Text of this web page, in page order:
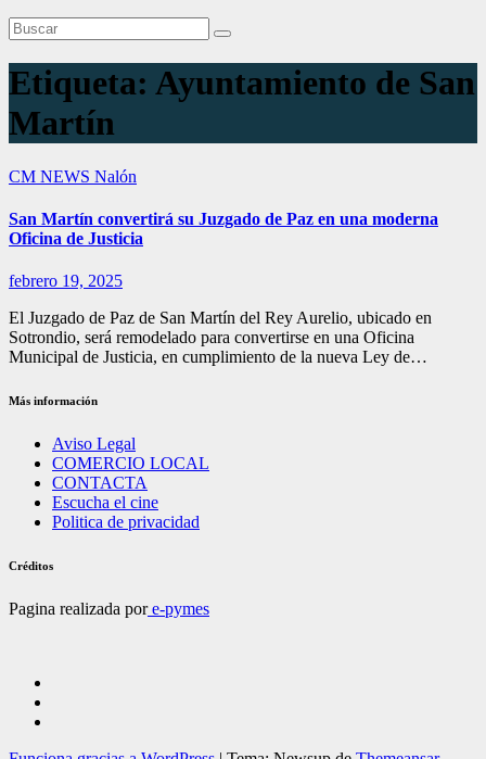
Etiqueta: Ayuntamiento de San
Martín
CM NEWS Nalón
San Martín convertirá su Juzgado de Paz en una moderna
Oficina de Justicia
febrero 19, 2025
El Juzgado de Paz de San Martín del Rey Aurelio, ubicado en
Sotrondio, será remodelado para convertirse en una Oficina
Municipal de Justicia, en cumplimiento de la nueva Ley de…
Más información
Aviso Legal
COMERCIO LOCAL
CONTACTA
Escucha el cine
Politica de privacidad
Créditos
Pagina realizada pore-pymes